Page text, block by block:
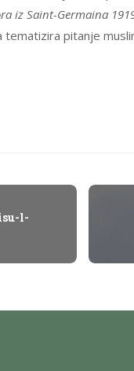
iz Saint-Germaina
pitanje
l-